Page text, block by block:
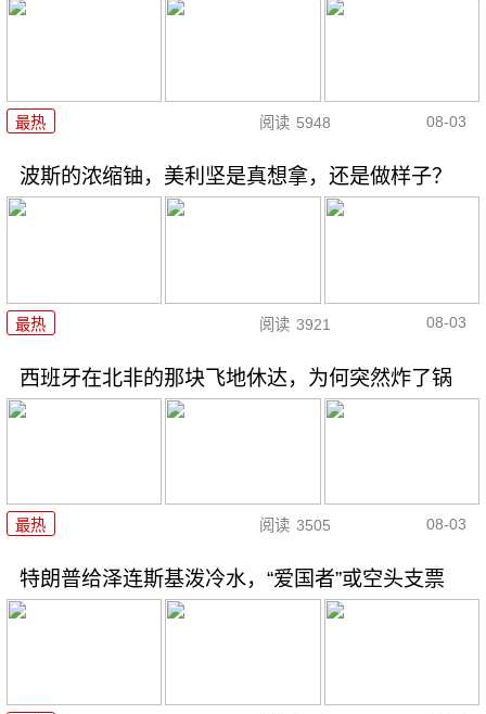
最热 阅读 5948 08-03
波斯的浓缩铀，美利坚是真想拿，还是做样子？
最热 阅读 3921 08-03
西班牙在北非的那块飞地休达，为何突然炸了锅
最热 阅读 3505 08-03
特朗普给泽连斯基泼冷水，“爱国者”或空头支票